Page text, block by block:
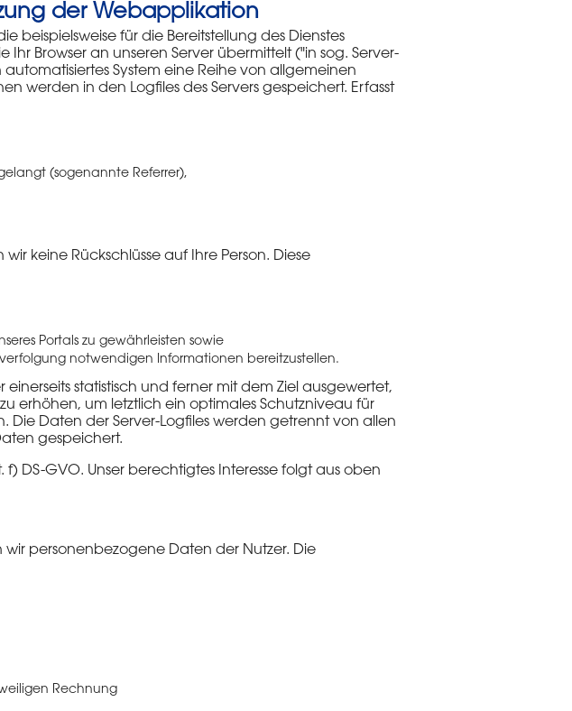
der Webapplikation
beispielsweise für die Bereitstellung des Dienstes
Browser an unseren Server übermittelt ("in sog. Server-
System eine Reihe von allgemeinen
werden in den Logfiles des Servers gespeichert. Erfasst
(sogenannte Referrer),
keine Rückschlüsse auf Ihre Person. Diese
Portals zu gewährleisten sowie
notwendigen Informationen bereitzustellen.
statistisch und ferner mit dem Ziel ausgewertet,
erhöhen, um letztlich ein optimales Schutzniveau für
Daten der Server-Logfiles werden getrennt von allen
gespeichert.
DS-GVO. Unser berechtigtes Interesse folgt aus oben
personenbezogene Daten der Nutzer. Die
Rechnung